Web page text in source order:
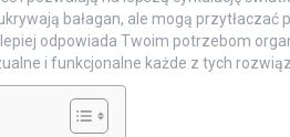
bałagan, ale mogą przytłaczać
odpowiada Twoim potrzebom
i funkcjonalne każde z tych